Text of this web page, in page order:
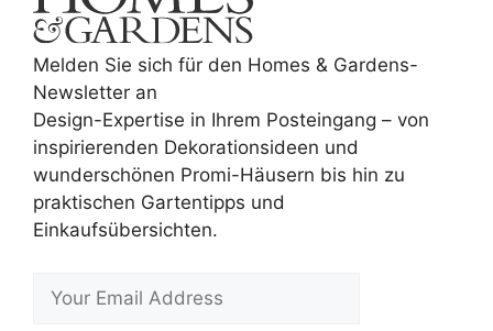
Melden Sie sich für den Homes & Gardens-
Newsletter an
Design-Expertise in Ihrem Posteingang – von
inspirierenden Dekorationsideen und
wunderschönen Promi-Häusern bis hin zu
praktischen Gartentipps und
Einkaufsübersichten.